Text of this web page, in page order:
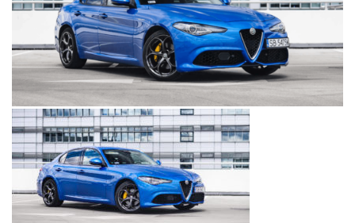
Przelicznik mocy
Auto z niemiec
Galerie